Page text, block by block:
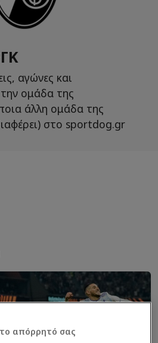
αγώνες και
ομάδα της
άλλη ομάδα της
στο sportdog.gr
απόρρητό σας